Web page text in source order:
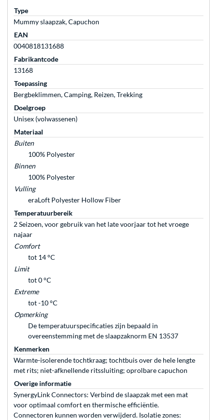
Type
Mummy slaapzak, Capuchon
EAN
0040818131688
Fabrikantcode
13168
Toepassing
Bergbeklimmen, Camping, Reizen, Trekking
Doelgroep
Unisex (volwassenen)
Materiaal
Buiten
100% Polyester
Binnen
100% Polyester
Vulling
eraLoft Polyester Hollow Fiber
Temperatuurbereik
2 Seizoen, voor gebruik van het late voorjaar tot het vroege
najaar
Comfort
tot 14 °C
Limit
tot 0 °C
Extreme
tot -10 °C
Opmerking
De temperatuurspecificaties zijn bepaald in
overeenstemming met de slaapzaknorm EN 13537
Kenmerken
Warmte-isolerende tochtkraag; tochtbuis over de hele lengte
met rits; niet-afknellende ritssluiting; oprolbare capuchon
Overige informatie
SynergyLink Connectors: Verbind de slaapzak met een mat
voor optimaal comfort en thermische efficiëntie.
Connectoren kunnen worden verwijderd. Isolatie zones: